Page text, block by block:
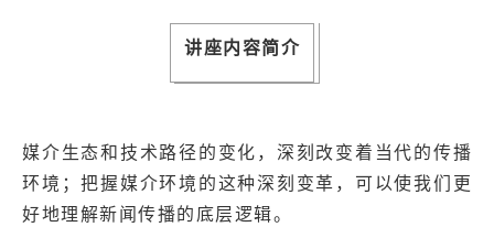
讲座内容简介
媒介生态和技术路径的变化，深刻改变着当代的传播
环境；把握媒介环境的这种深刻变革，可以使我们更
好地理解新闻传播的底层逻辑。